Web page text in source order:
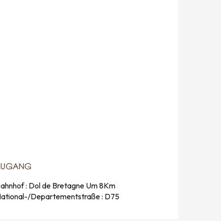
: Dol de Bretagne Um 8Km
Departementstraße : D75